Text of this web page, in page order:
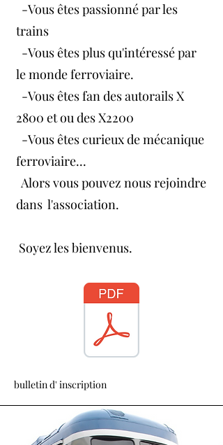
-Vous êtes passionné par les
trains
-Vous êtes plus qu'intéressé par
le monde ferroviaire.
-Vous êtes fan des autorails X
2800 et ou des X2200
-Vous êtes curieux de mécanique
ferroviaire...
Alors vous pouvez nous rejoindre
dans l'association.
Soyez les bienvenus.
bulletin d' inscription